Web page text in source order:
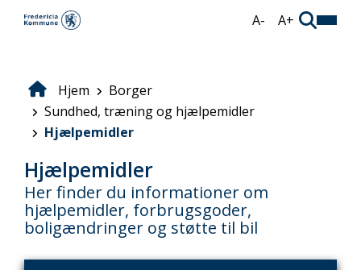
A- A+
Brødkrumme
Hjem
Borger
Sundhed, træning og hjælpemidler
Hjælpemidler
Hjælpemidler
Her finder du informationer om
hjælpemidler, forbrugsgoder,
boligændringer og støtte til bil